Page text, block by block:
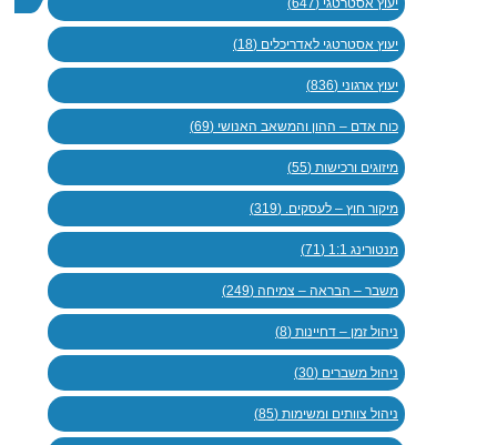
יעוץ אסטרטגי (647)
יעוץ אסטרטגי לאדריכלים (18)
יעוץ ארגוני (836)
כוח אדם – ההון והמשאב האנושי (69)
מיזוגים ורכישות (55)
מיקור חוץ – לעסקים. (319)
מנטורינג 1:1 (71)
משבר – הבראה – צמיחה (249)
ניהול זמן – דחיינות (8)
ניהול משברים (30)
ניהול צוותים ומשימות (85)